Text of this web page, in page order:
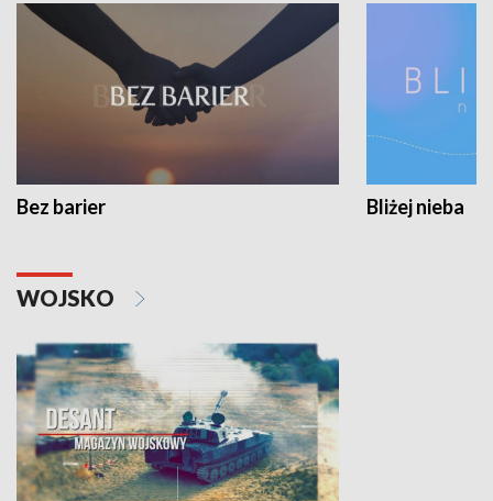
Bez barier Bliżej nieba
WOJSKO